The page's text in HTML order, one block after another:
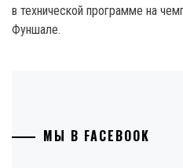
в технической программе на
Фуншале.
МЫ В FACEBOOK